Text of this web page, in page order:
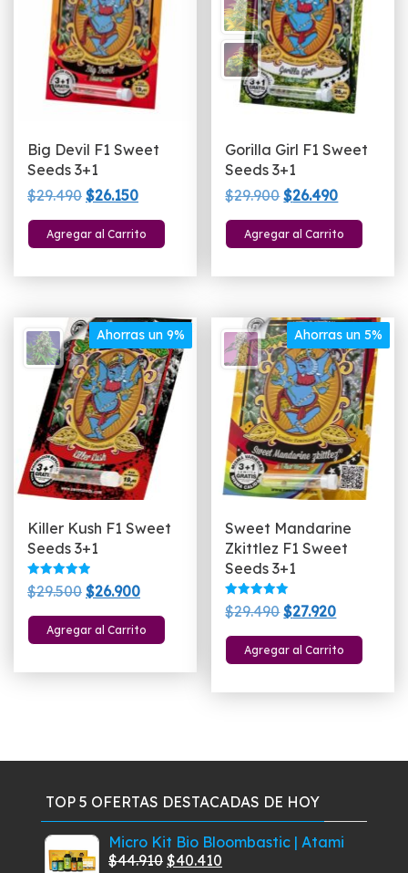
Big Devil F1 Sweet
Seeds 3+1
$29.490 El
precio
original
$26.150El
precio
actual
Agregar al Carrito
Gorilla Girl F1 Sweet
Seeds 3+1
$29.900El
precio
original
$26.490El
precio
actual
Agregar al Carrito
Ahorras un 9%
Killer Kush F1 Sweet
Seeds 3+1
Valorado
con
de 5
$29.500 El
precio
original
$26.900El
precio
actual
Agregar al Carrito
Ahorras un 5%
Sweet Mandarine
Zkittlez F1 Sweet
Seeds 3+1
Valorado
con
de 5
$29.490El
precio
original
$27.920El
precio
actual
Agregar al Carrito
TOP 5 OFERTAS DESTACADAS DE HOY
Micro Kit Bio Bloombastic | Atami
$44.910 El
$40.410